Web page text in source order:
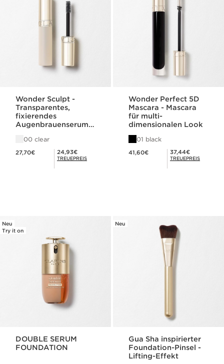
Wonder Sculpt -
Transparentes,
fixierendes
Augenbrauenserum-
00 clear
27,70€ Mitgliederpreis 24,93€
24,93€
TREUEPREIS
Wonder Perfect 5D
Mascara - Mascara
für multi-
dimensionalen Look
01 black
41,60€ Mitgliederpreis 37,44€
37,44€
TREUEPREIS
Neu
Try it on
DOUBLE SERUM
FOUNDATION
Neu
Gua Sha inspirierter
Foundation-Pinsel -
Lifting-Effekt